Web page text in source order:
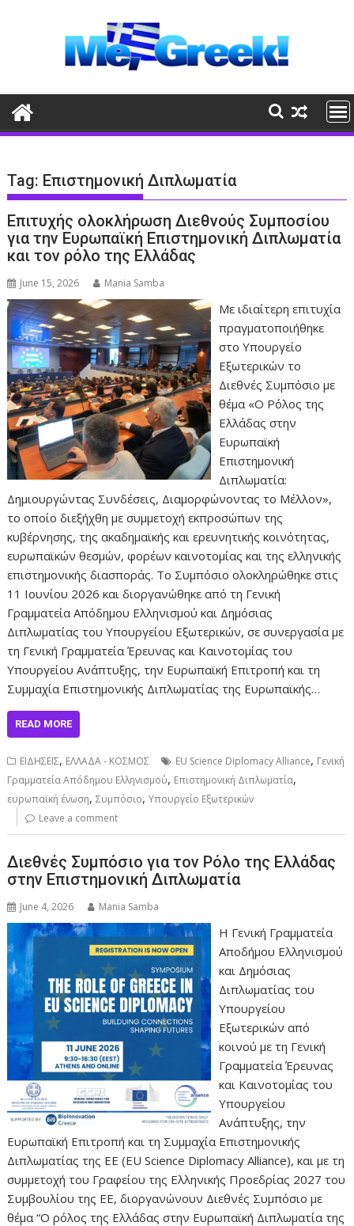
Tag: Επιστημονική Διπλωματία
Επιτυχής ολοκλήρωση Διεθνούς Συμποσίου
για την Ευρωπαϊκή Επιστημονική Διπλωματία
και τον ρόλο της Ελλάδας
June 15, 2026 Mania Samba
Με ιδιαίτερη επιτυχία
πραγματοποιήθηκε
στο Υπουργείο
Εξωτερικών το
Διεθνές Συμπόσιο με
θέμα «Ο Ρόλος της
Ελλάδας στην
Ευρωπαϊκή
Επιστημονική
Διπλωματία:
Δημιουργώντας Συνδέσεις, Διαμορφώνοντας το Μέλλον»,
το οποίο διεξήχθη με συμμετοχή εκπροσώπων της
κυβέρνησης, της ακαδημαϊκής και ερευνητικής κοινότητας,
ευρωπαϊκών θεσμών, φορέων καινοτομίας και της ελληνικής
επιστημονικής διασποράς. Το Συμπόσιο ολοκληρώθηκε στις
11 Ιουνίου 2026 και διοργανώθηκε από τη Γενική
Γραμματεία Απόδημου Ελληνισμού και Δημόσιας
Διπλωματίας του Υπουργείου Εξωτερικών, σε συνεργασία με
τη Γενική Γραμματεία Έρευνας και Καινοτομίας του
Υπουργείου Ανάπτυξης, την Ευρωπαϊκή Επιτροπή και τη
Συμμαχία Επιστημονικής Διπλωματίας της Ευρωπαϊκής…
READ MORE
ΕΙΔΗΣΕΙΣ, ΕΛΛΑΔΑ - ΚΟΣΜΟΣ EU Science Diplomacy Alliance, Γενική
Γραμματεία Απόδημου Ελληνισμού, Επιστημονική Διπλωματία,
ευρωπαϊκή ένωση,Συμπόσιο,Υπουργείο Εξωτερικών
Leave a comment
Διεθνές Συμπόσιο για τον Ρόλο της Ελλάδας
στην Επιστημονική Διπλωματία
June 4, 2026 Mania Samba
Η Γενική Γραμματεία
Αποδήμου Ελληνισμού
και Δημόσιας
Διπλωματίας του
Υπουργείου
Εξωτερικών από
κοινού με τη Γενική
Γραμματεία Έρευνας
και Καινοτομίας του
Υπουργείου
Ανάπτυξης, την
Ευρωπαϊκή Επιτροπή και τη Συμμαχία Επιστημονικής
Διπλωματίας της ΕΕ (EU Science Diplomacy Alliance), και με τη
συμμετοχή του Γραφείου της Ελληνικής Προεδρίας 2027 του
Συμβουλίου της ΕΕ, διοργανώνουν Διεθνές Συμπόσιο με
θέμα “Ο ρόλος της Ελλάδας στην Ευρωπαϊκή Διπλωματία της